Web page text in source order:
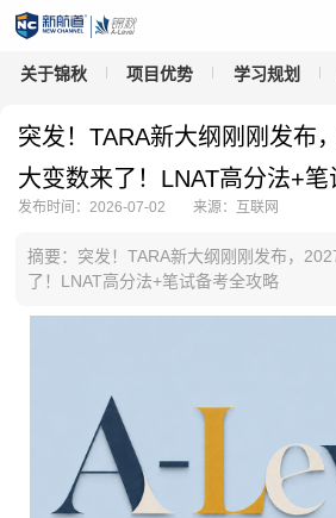
关于锦秋 项目优势 学习规划
突发！TARA新大纲刚刚发布
大变数来了！LNAT高分法+
发布时间：2026-07-02 来源：互联网
摘要：突发！TARA新大纲刚刚发布，
了！LNAT高分法+笔试备考全攻略